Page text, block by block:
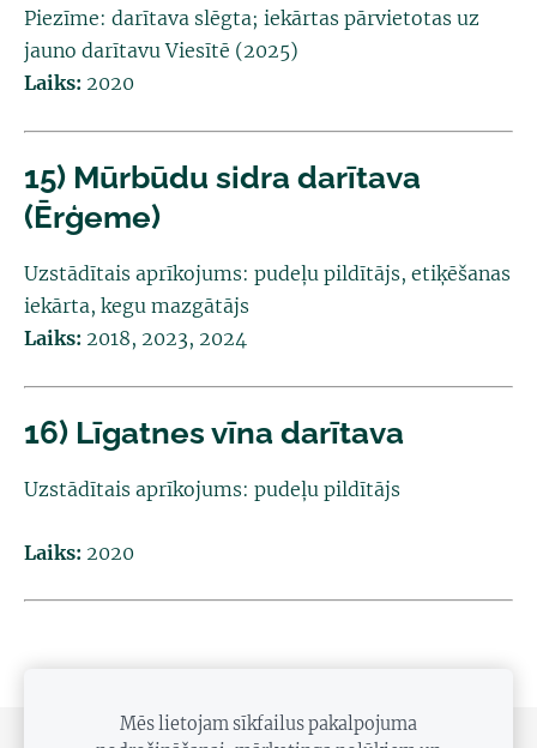
Piezīme: darītava slēgta; iekārtas pārvietotas uz
jauno darītavu Viesītē (2025)
Laiks: 2020
15) Mūrbūdu sidra darītava
(Ērģeme)
Uzstādītais aprīkojums: pudeļu pildītājs, etiķēšanas
iekārta, kegu mazgātājs
Laiks: 2018, 2023, 2024
16) Līgatnes vīna darītava
Uzstādītais aprīkojums: pudeļu pildītājs
Laiks: 2020
Mēs lietojam sīkfailus pakalpojuma